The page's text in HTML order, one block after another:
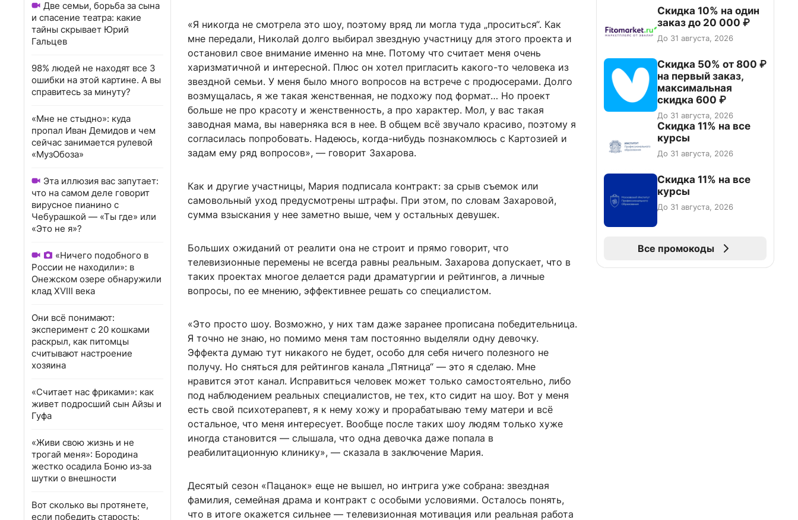
Две семьи, борьба за сына
и спасение театра: какие
тайны скрывает Юрий
Гальцев
98% людей не находят все 3
ошибки на этой картине. А вы
справитесь за минуту?
«Мне не стыдно»: куда
пропал Иван Демидов и чем
сейчас занимается рулевой
«МузОбоза»
Эта иллюзия вас запутает:
что на самом деле говорит
вирусное пианино с
Чебурашкой — «Ты где» или
«Это не я»?
«Ничего подобного в
России не находили»: в
Онежском озере обнаружили
клад XVIII века
Они всё понимают:
эксперимент с 20 кошками
раскрыл, как питомцы
считывают настроение
хозяина
«Считает нас фриками»: как
живет подросший сын Айзы и
Гуфа
«Живи свою жизнь и не
трогай меня»: Бородина
жестко осадила Боню из‑за
шутки о внешности
Вот сколько вы протянете,
если победить старость:
«Я никогда не смотрела это шоу, поэтому вряд ли могла туда „проситься“. Как
мне передали, Николай долго выбирал звездную участницу для этого проекта и
остановил свое внимание именно на мне. Потому что считает меня очень
харизматичной и интересной. Плюс он хотел пригласить какого-то человека из
звездной семьи. У меня было много вопросов на встрече с продюсерами. Долго
возмущалась, я же такая женственная, не подхожу под формат… Но проект
больше не про красоту и женственность, а про характер. Мол, у вас такая
заводная мама, вы наверняка вся в нее. В общем всё звучало красиво, поэтому я
согласилась попробовать. Надеюсь, когда-нибудь познакомлюсь с Картозией и
задам ему ряд вопросов», — говорит Захарова.
Как и другие участницы, Мария подписала контракт: за срыв съемок или
самовольный уход предусмотрены штрафы. При этом, по словам Захаровой,
сумма взыскания у нее заметно выше, чем у остальных девушек.
Больших ожиданий от реалити она не строит и прямо говорит, что
телевизионные перемены не всегда равны реальным. Захарова допускает, что в
таких проектах многое делается ради драматургии и рейтингов, а личные
вопросы, по ее мнению, эффективнее решать со специалистом.
«Это просто шоу. Возможно, у них там даже заранее прописана победительница.
Я точно не знаю, но помимо меня там постоянно выделяли одну девочку.
Эффекта думаю тут никакого не будет, особо для себя ничего полезного не
получу. Но сняться для рейтингов канала „Пятница“ — это я сделаю. Мне
нравится этот канал. Исправиться человек может только самостоятельно, либо
под наблюдением реальных специалистов, не тех, кто сидит на шоу. Вот у меня
есть свой психотерапевт, я к нему хожу и прорабатываю тему матери и всё
остальное, что меня интересует. Вообще после таких шоу людям только хуже
иногда становится — слышала, что одна девочка даже попала в
реабилитационную клинику», — сказала в заключение Мария.
Десятый сезон «Пацанок» еще не вышел, но интрига уже собрана: звездная
фамилия, семейная драма и контракт с особыми условиями. Осталось понять,
что в итоге окажется сильнее — телевизионная мотивация или реальная работа
Скидка 10% на один
заказ до 20 000 ₽
До 31 августа, 2026
Скидка 50% от 800 ₽
на первый заказ,
максимальная
скидка 600 ₽
До 31 августа, 2026
Скидка 11% на все
курсы
До 31 августа, 2026
Скидка 11% на все
курсы
До 31 августа, 2026
Все промокоды